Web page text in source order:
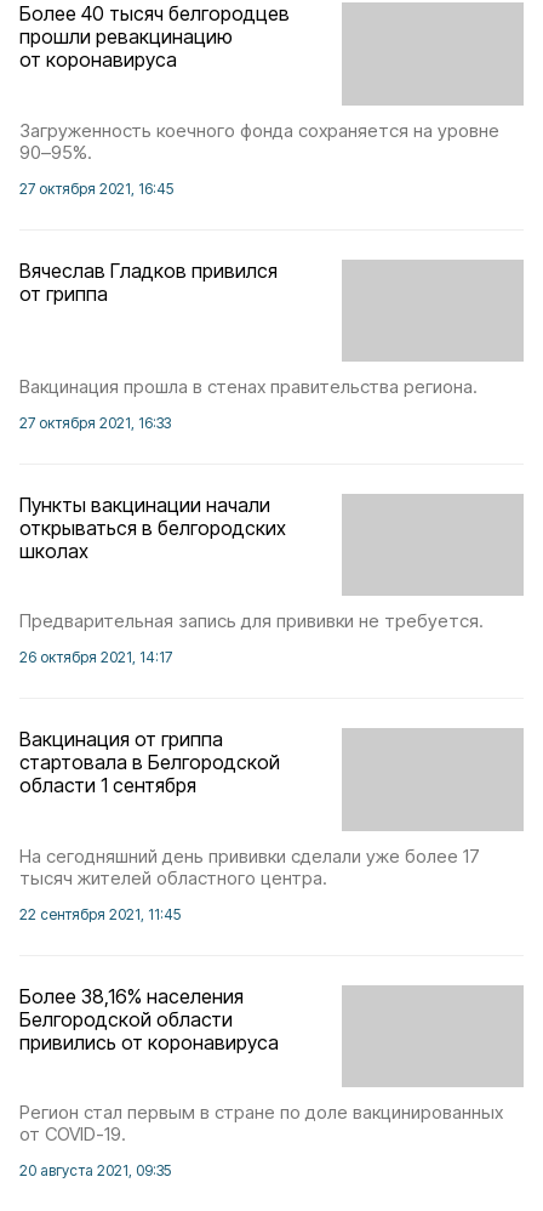
Более 40 тысяч белгородцев
прошли ревакцинацию
от коронавируса
Загруженность коечного фонда сохраняется на уровне
90–95%.
27 октября 2021, 16:45
Вячеслав Гладков привился
от гриппа
Вакцинация прошла в стенах правительства региона.
27 октября 2021, 16:33
Пункты вакцинации начали
открываться в белгородских
школах
Предварительная запись для прививки не требуется.
26 октября 2021, 14:17
Вакцинация от гриппа
стартовала в Белгородской
области 1 сентября
На сегодняшний день прививки сделали уже более 17
тысяч жителей областного центра.
22 сентября 2021, 11:45
Более 38,16% населения
Белгородской области
привились от коронавируса
Регион стал первым в стране по доле вакцинированных
от COVID-19.
20 августа 2021, 09:35